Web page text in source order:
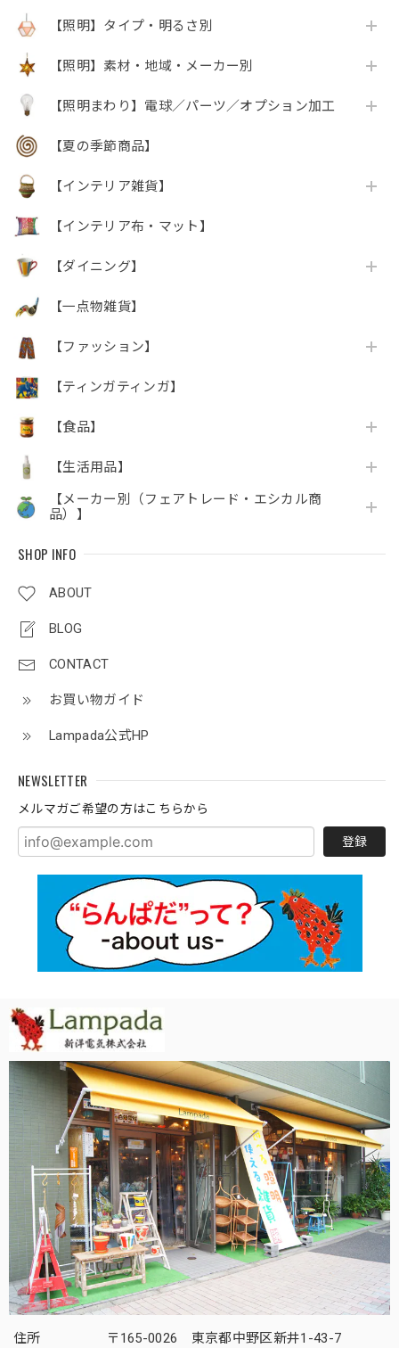
【照明】タイプ・明るさ別
【照明】素材・地域・メーカー別
【照明まわり】電球／パーツ／オプション加工
【夏の季節商品】
【インテリア雑貨】
【インテリア布・マット】
【ダイニング】
【一点物雑貨】
【ファッション】
【ティンガティンガ】
【食品】
【生活用品】
【メーカー別（フェアトレード・エシカル商
品）】
SHOP INFO
ABOUT
BLOG
CONTACT
お買い物ガイド
Lampada公式HP
NEWSLETTER
メルマガご希望の方はこちらから
登録
住所
〒165-0026 東京都中野区新井1-43-7